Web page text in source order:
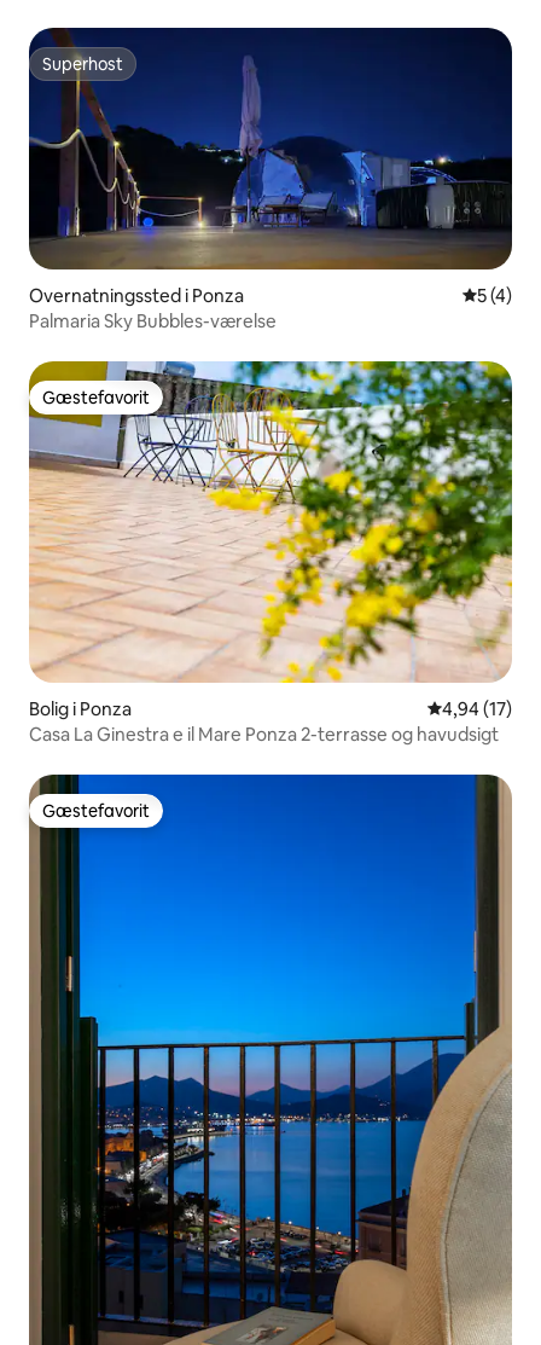
Superhost
Superhost
Overnatningssted i Ponza 5 ud af 5
5 (4)
Palmaria Sky Bubbles-værelse
Gæstefavorit
Gæstefavorit
Bolig i Ponza 4,94 ud af 5
4,94 (17)
Casa La Ginestra e il Mare Ponza 2-terrasse og havudsigt
Gæstefavorit
Gæstefavorit